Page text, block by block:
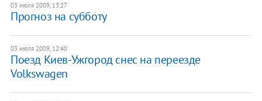
03 июля 2009, 13:27
Прогноз на субботу
03 июля 2009, 12:40
Поезд Киев-Ужгород снес на переезде
Volkswagen